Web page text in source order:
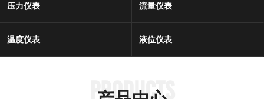
压力仪表 流量仪表
温度仪表 液位仪表
PRODUCTS